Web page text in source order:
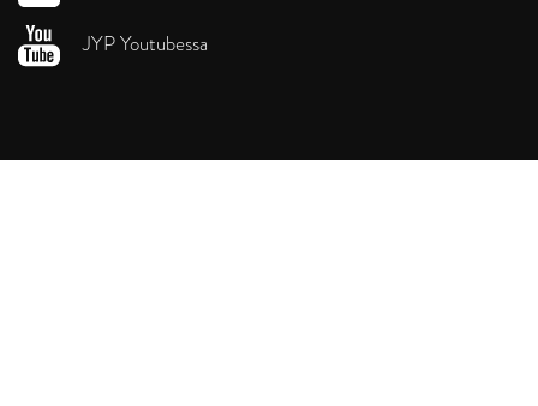
JYP Youtubessa